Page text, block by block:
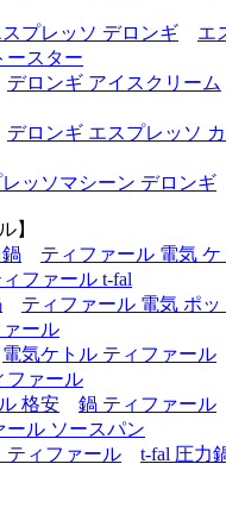
スプレッソ デロンギ
エ
ースター
デロンギ アイスクリーム
デロンギ エスプレッソ
ッソマシーン デロンギ
】
ティファール 電気 ケ
ファール t-fal
ティファール 電気 ポッ
ール
電気ケトル ティファール
ファール
格安
鍋 ティファール
ール ソースパン
ティファール
t-fal 圧力